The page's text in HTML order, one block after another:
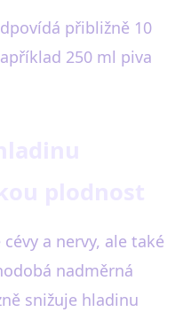
přibližně 10
250 ml piva
a nervy, ale také
nadměrná
snižuje hladinu